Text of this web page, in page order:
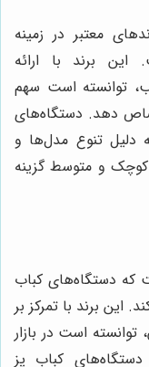
معتبر در زمینه
برند با ارائه
توانسته است سهم
دهد. دستگاه‌های
دلیل تنوع مدل‌ها و
و متوسط گزینه
که دستگاه‌های کباب
این برند با تمرکز بر
است در بازار
کباب پز